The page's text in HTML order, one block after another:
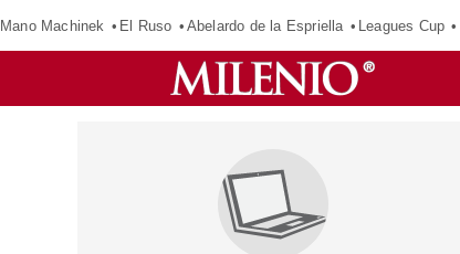
Mano Machinek El Ruso Abelardo de la Espriella Leagues Cup